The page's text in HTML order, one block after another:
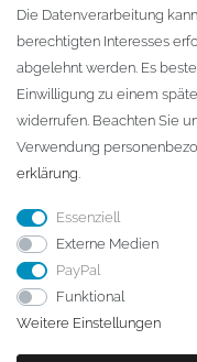
D-01796 Pirna
Telefon:+49 (0)3501 507295
info@dach-teufel.de
Die Datenverarbeitung
berechtigten Interesses
abgelehnt werden. Es
Einwilligung zu einem
widerrufen. Beachten Sie
Verwendung
erklärung.
Essenziell
Externe Medien
PayPal
Funktional
Weitere Einstellungen